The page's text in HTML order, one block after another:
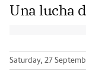
Una lucha
Saturday, 27